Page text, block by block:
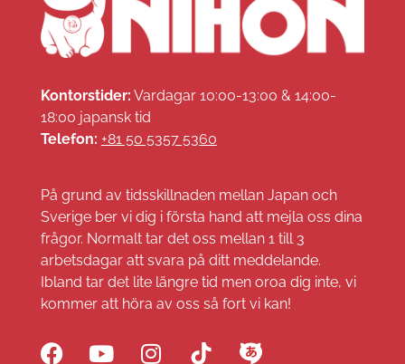
Kontorstider: Vardagar 10:00-13:00 & 14:00-
18:00 japansk tid
Telefon: +81 50 5357 5360
På grund av tidsskillnaden mellan Japan och
Sverige ber vi dig i första hand att mejla oss dina
frågor. Normalt tar det oss mellan 1 till 3
arbetsdagar att svara på ditt meddelande.
Ibland tar det lite längre tid men oroa dig inte, vi
kommer att höra av oss så fort vi kan!